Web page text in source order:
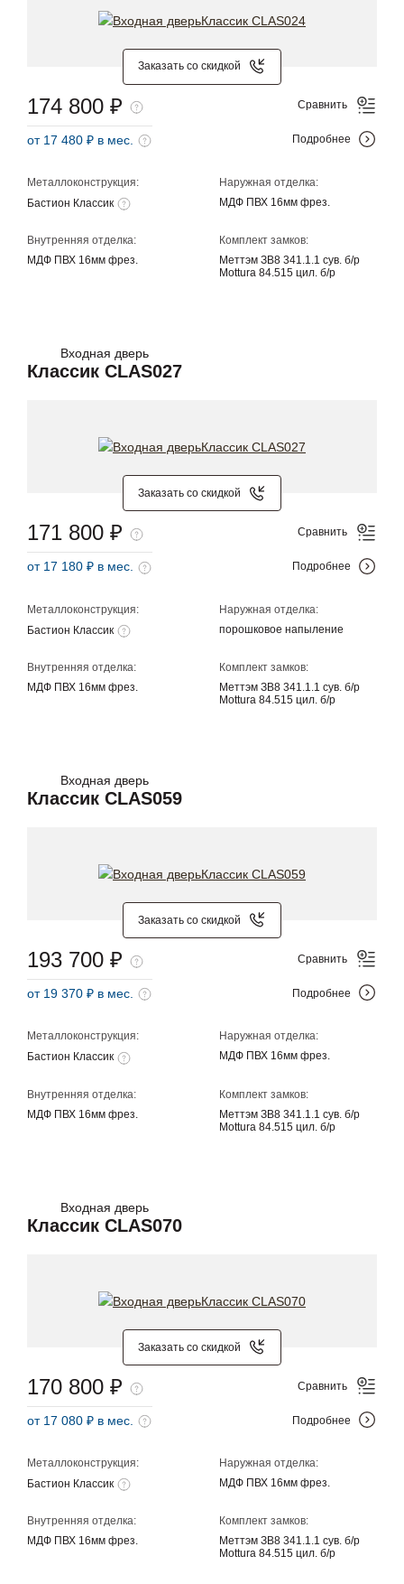
Заказать со скидкой
Металлоконструкция:
Бастион Классик
Наружная отделка:
МДФ ПВХ 16мм фрез.
Внутренняя отделка:
МДФ ПВХ 16мм фрез.
Комплект замков:
Меттэм ЗВ8 341.1.1 сув. б/р
Mottura 84.515 цил. б/р
174 800 ₽
от 17 480 ₽ в мес.
Сравнить
Подробнее
Входная дверь
Классик CLAS027
Заказать со скидкой
Металлоконструкция:
Бастион Классик
Наружная отделка:
порошковое напыление
Внутренняя отделка:
МДФ ПВХ 16мм фрез.
Комплект замков:
Меттэм ЗВ8 341.1.1 сув. б/р
Mottura 84.515 цил. б/р
171 800 ₽
от 17 180 ₽ в мес.
Сравнить
Подробнее
Входная дверь
Классик CLAS059
Заказать со скидкой
Металлоконструкция:
Бастион Классик
Наружная отделка:
МДФ ПВХ 16мм фрез.
Внутренняя отделка:
МДФ ПВХ 16мм фрез.
Комплект замков:
Меттэм ЗВ8 341.1.1 сув. б/р
Mottura 84.515 цил. б/р
193 700 ₽
от 19 370 ₽ в мес.
Сравнить
Подробнее
Входная дверь
Классик CLAS070
Заказать со скидкой
Металлоконструкция:
Бастион Классик
Наружная отделка:
МДФ ПВХ 16мм фрез.
Внутренняя отделка:
МДФ ПВХ 16мм фрез.
Комплект замков:
Меттэм ЗВ8 341.1.1 сув. б/р
Mottura 84.515 цил. б/р
170 800 ₽
от 17 080 ₽ в мес.
Сравнить
Подробнее